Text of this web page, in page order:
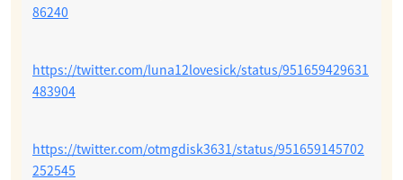
86240
https://twitter.com/luna12lovesick/status/951659429631
483904
https://twitter.com/otmgdisk3631/status/951659145702
252545